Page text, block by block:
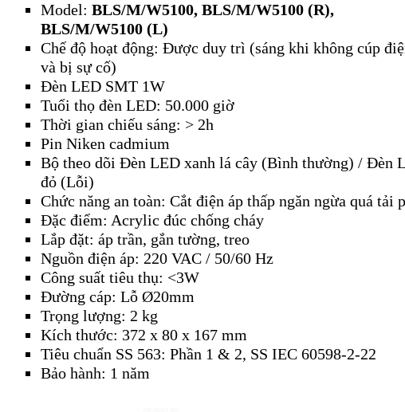
Model: BLS/M/W5100, BLS/M/W5100 (R),
BLS/M/W5100 (L)
Chế độ hoạt động: Được duy trì (sáng khi không cúp
và bị sự cố)
Đèn LED SMT 1W
Tuổi thọ đèn LED: 50.000 giờ
Thời gian chiếu sáng: > 2h
Pin Niken cadmium
Bộ theo dõi Đèn LED xanh lá cây (Bình thường) / Đèn
đỏ (Lỗi)
Chức năng an toàn: Cắt điện áp thấp ngăn ngừa quá tải
Đặc điểm: Acrylic đúc chống cháy
Lắp đặt: áp trần, gắn tường, treo
Nguồn điện áp: 220 VAC / 50/60 Hz
Công suất tiêu thụ: <3W
Đường cáp: Lỗ Ø20mm
Trọng lượng: 2 kg
Kích thước: 372 x 80 x 167 mm
Tiêu chuẩn SS 563: Phần 1 & 2, SS IEC 60598-2-22
Bảo hành: 1 năm